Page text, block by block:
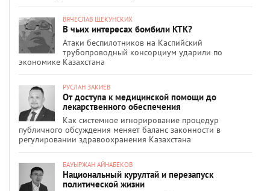
ВЯЧЕСЛАВ ЩЕКУНСКИХ
В чьих интересах бомбили КТК?
Атаки беспилотников на Каспийский
трубопроводный консорциум ударили по
экономике Казахстана
РУСЛАН ЗАКИЕВ
От доступа к медицинской помощи до
лекарственного обеспечения
Как системное игнорирование процедур
публичного обсуждения меняет баланс законности в
регулировании здравоохранения Казахстана
БАУЫРЖАН АЙНАБЕКОВ
Национальный курултай и перезапуск
политической жизни